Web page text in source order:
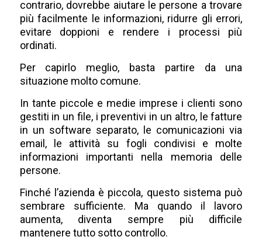
contrario, dovrebbe aiutare le persone a trovare
più facilmente le informazioni, ridurre gli errori,
evitare doppioni e rendere i processi più
ordinati.
Per capirlo meglio, basta partire da una
situazione molto comune.
In tante piccole e medie imprese i clienti sono
gestiti in un file, i preventivi in un altro, le fatture
in un software separato, le comunicazioni via
email, le attività su fogli condivisi e molte
informazioni importanti nella memoria delle
persone.
Finché l’azienda è piccola, questo sistema può
sembrare sufficiente. Ma quando il lavoro
aumenta, diventa sempre più difficile
mantenere tutto sotto controllo.